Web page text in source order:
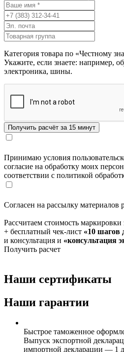
Категория товара по «Честному
Укажите, если знаете: например,
электроника, шины.
Принимаю условия
согласие на обработку моих
соответствии с политикой
Согласен на рассылку материалов
Рассчитаем стоимость маркировки
+ бесплатный чек-лист «10 шагов
и консультация и «консультация
Получить расчет
Наши сертификаты
Наши гарантии
Быстрое таможенное
Выпуск экспортной
импортной декларации — 1